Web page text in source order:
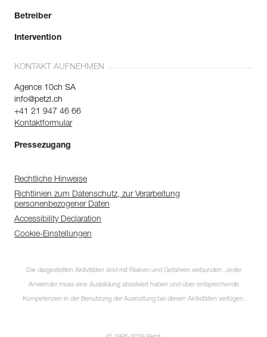
Betreiber
Intervention
KONTAKT AUFNEHMEN
Agence 10ch SA
info@petzl.ch
+41 21 947 46 66
Kontaktformular
Pressezugang
Rechtliche Hinweise
Richtlinien zum Datenschutz, zur Verarbeitung
personenbezogener Daten
Accessibility Declaration
Cookie-Einstellungen
Die dargestellten Aktivitäten sind mit Risiken und Gefahren verbunden. Jeder
Anwender muss eine Ausbildung absolviert haben und über entsprechende
Kompetenzen in der Benutzung der Ausrüstung bei diesen Aktivitäten verfügen.